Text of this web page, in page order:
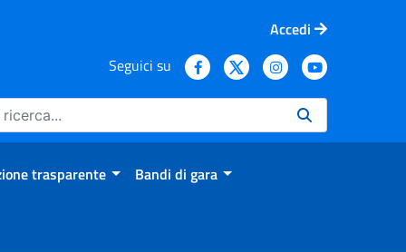
Accedi
Seguici su
trasparente Bandi di gara